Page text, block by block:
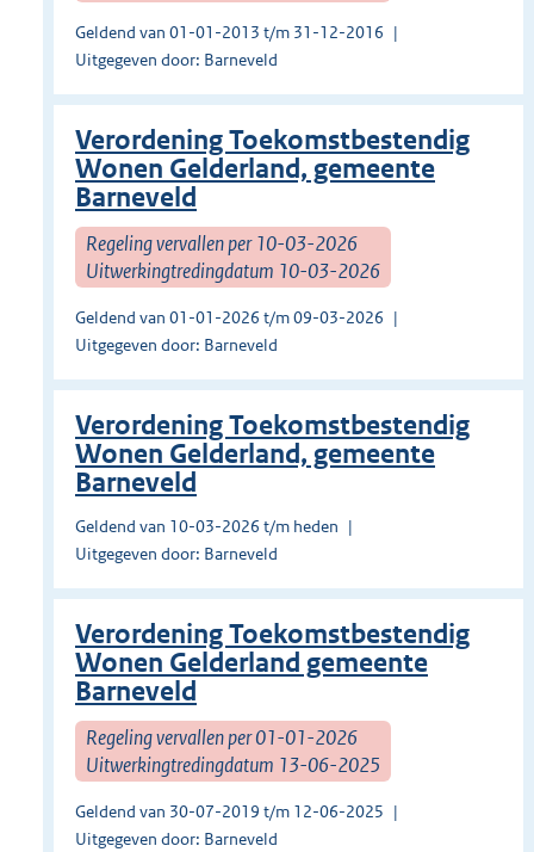
Geldend van 01-01-2013 t/m 31-12-2016
Uitgegeven door: Barneveld
Verordening Toekomstbestendig
Wonen Gelderland, gemeente
Barneveld
Regeling vervallen per 10-03-2026
Uitwerkingtredingdatum 10-03-2026
Geldend van 01-01-2026 t/m 09-03-2026
Uitgegeven door: Barneveld
Verordening Toekomstbestendig
Wonen Gelderland, gemeente
Barneveld
Geldend van 10-03-2026 t/m heden
Uitgegeven door: Barneveld
Verordening Toekomstbestendig
Wonen Gelderland gemeente
Barneveld
Regeling vervallen per 01-01-2026
Uitwerkingtredingdatum 13-06-2025
Geldend van 30-07-2019 t/m 12-06-2025
Uitgegeven door: Barneveld